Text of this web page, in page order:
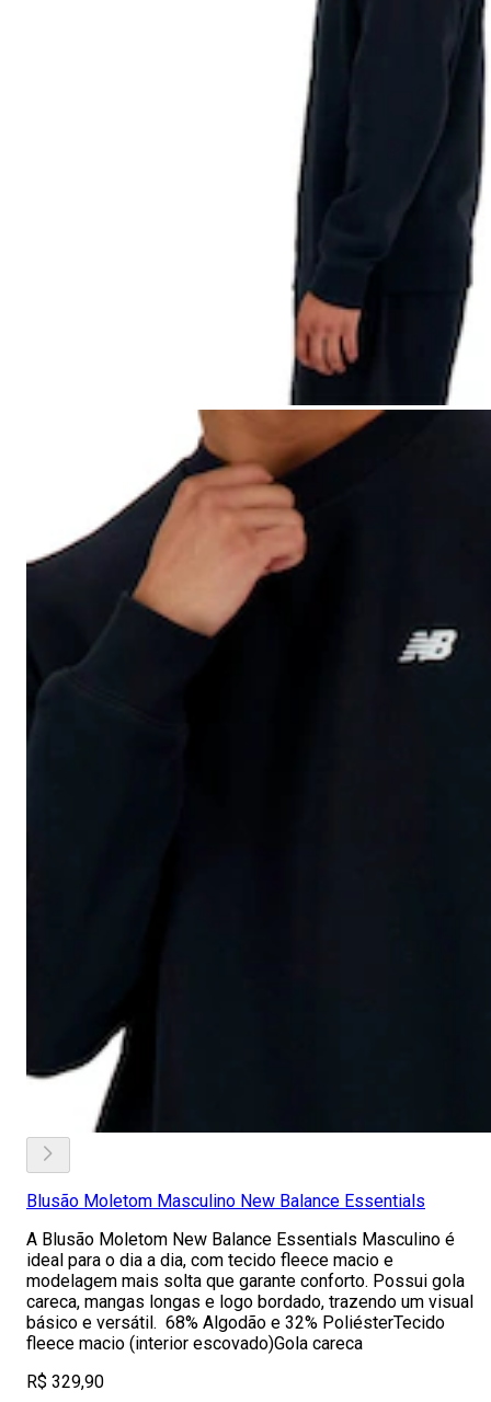
Blusão Moletom Masculino New Balance Essentials
A Blusão Moletom New Balance Essentials Masculino é
ideal para o dia a dia, com tecido fleece macio e
modelagem mais solta que garante conforto. Possui gola
careca, mangas longas e logo bordado, trazendo um visual
básico e versátil. 68% Algodão e 32% PoliésterTecido
fleece macio (interior escovado)Gola careca
R$ 329,90